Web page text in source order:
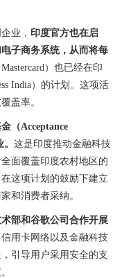
业， 印度官方也在启
子商务系统，从而将每
）也已经在印
India）的计划。这项活
盖率。
（Acceptance
。这是印度推动金融科技
面覆盖印度农村地区的
这项计划的鼓励下建立
和消费者采纳。
部和谷歌公司合作开展
用卡网络以及金融科技
引导用户采用安全的支